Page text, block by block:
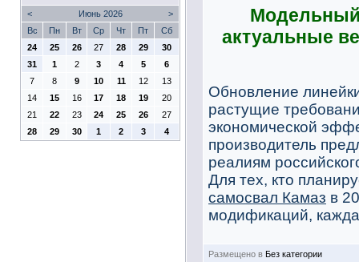
Модельный
актуальные
Обновление
растущие
экономической
производитель
реалиям
Для тех, кто
самосвал Камаз в
модификаций,
Размещено в Без категории
<
>
Июнь 2026
Вс
Пн Вт Ср Чт Пт
Сб
24
25 26 27 28 29
30
31
1 2 3 4 5
6
7
8 9 10 11 12
13
14
15 16 17 18 19
20
21
22 23 24 25 26
27
28
29 30 1 2 3 4